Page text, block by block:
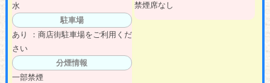
水
駐車場
あり ：商店街駐車場をご利用くだ
さい
分煙情報
一部禁煙
禁煙席なし